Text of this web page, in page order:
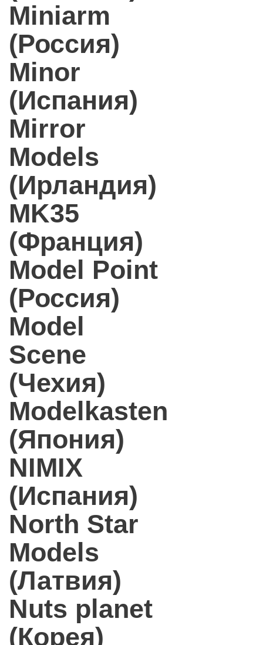
Miniarm
(Россия)
Minor
(Испания)
Mirror
Models
(Ирландия)
MK35
(Франция)
Model Point
(Россия)
Model
Scene
(Чехия)
Modelkasten
(Япония)
NIMIX
(Испания)
North Star
Models
(Латвия)
Nuts planet
(Корея)